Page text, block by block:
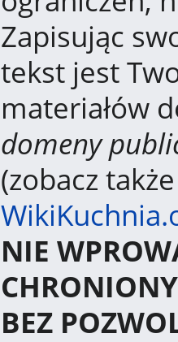
Zapisując
tekst jest
materiałów
domeny
(zobacz
NIE
BEZ